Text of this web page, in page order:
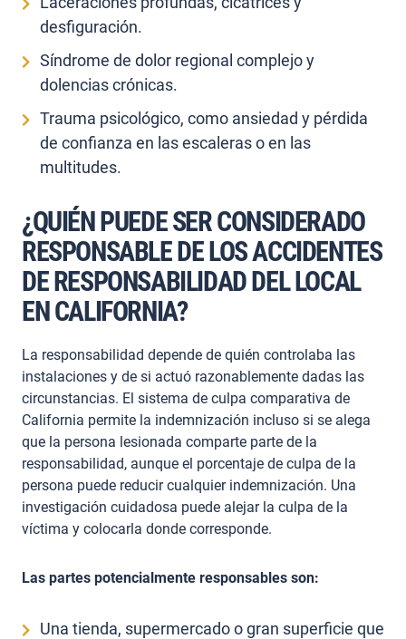
desfiguración.
Síndrome de dolor regional complejo y
dolencias crónicas.
Trauma psicológico, como ansiedad y pérdida
de confianza en las escaleras o en las
multitudes.
¿QUIÉN PUEDE SER CONSIDERADO
RESPONSABLE DE LOS ACCIDENTES
DE RESPONSABILIDAD DEL LOCAL
EN CALIFORNIA?
La responsabilidad depende de quién controlaba las
instalaciones y de si actuó razonablemente dadas las
circunstancias. El sistema de culpa comparativa de
California permite la indemnización incluso si se alega
que la persona lesionada comparte parte de la
responsabilidad, aunque el porcentaje de culpa de la
persona puede reducir cualquier indemnización. Una
investigación cuidadosa puede alejar la culpa de la
víctima y colocarla donde corresponde.
Las partes potencialmente responsables son:
Una tienda, supermercado o gran superficie que